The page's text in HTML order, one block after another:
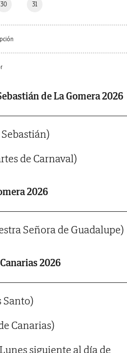
30 31
de La Gomera 2026
de Carnaval)
2026
Señora de Guadalupe)
2026
Santo)
Canarias)
siguiente al día de